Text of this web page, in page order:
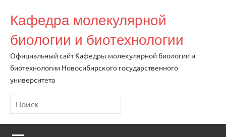
содержимому
Кафедра молекулярной
биологии и биотехнологии
Официальный сайт Кафедры молекулярной биологии и
биотехнологии Новосибирского государственного
университета
Поиск